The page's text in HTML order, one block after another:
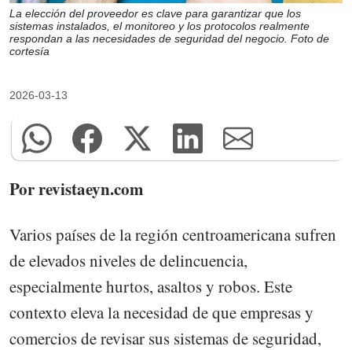
La elección del proveedor es clave para garantizar que los
sistemas instalados, el monitoreo y los protocolos realmente
respondan a las necesidades de seguridad del negocio. Foto de
cortesía
2026-03-13
Por revistaeyn.com
Varios países de la región centroamericana sufren
de elevados niveles de delincuencia,
especialmente hurtos, asaltos y robos. Este
contexto eleva la necesidad de que empresas y
comercios de revisar sus sistemas de seguridad,